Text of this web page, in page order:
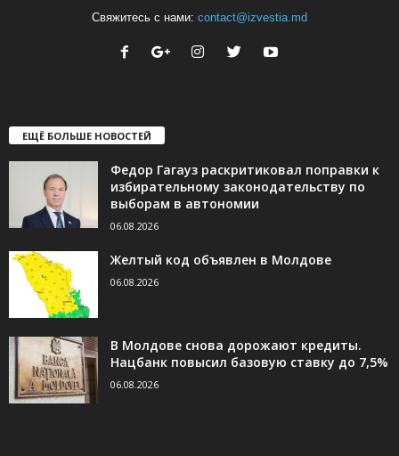
Свяжитесь с нами: contact@izvestia.md
ЕЩЁ БОЛЬШЕ НОВОСТЕЙ
Федор Гагауз раскритиковал поправки к
избирательному законодательству по
выборам в автономии
06.08.2026
Желтый код объявлен в Молдове
06.08.2026
В Молдове снова дорожают кредиты.
Нацбанк повысил базовую ставку до 7,5%
06.08.2026